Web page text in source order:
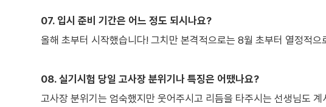
07. 입시 준비 기간은 어느 정도 되시나요?
올해 초부터 시작했습니다! 그치만 본격적으로는 8월 초부터 열정적
08. 실기시험 당일 고사장 분위기나 특징은 어땠나요?
고사장 분위기는 엄숙했지만 웃어주시고 리듬을 타주시는 선생님도